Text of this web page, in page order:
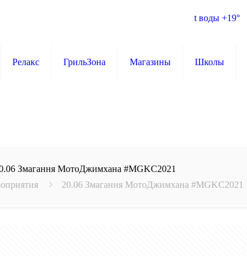
t воды +19°
Релакс ГрильЗона Магазины Школы
Змагання МотоДжимхана #MGKC2021
20.06 Змагання МотоДжимхана #MGKC2021